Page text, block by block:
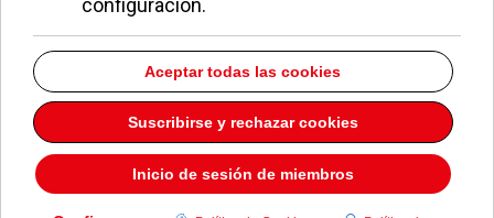
concejalía de Familia y Bienestar Social, inicia las
actividades de la Escuela de Padres para el curso
2004-2005, una herramienta para mejorar el
vínculo afectivo de padre-hijo y fomentar la
comunicación entre ambos.
Redacción.-Para el primer mes de la presente